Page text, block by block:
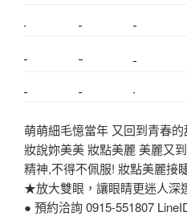
萌萌細毛憶當年 又回到青春
妝說妳美美 妝點美麗 美麗又
精神,不得不佩服! 妝點美麗接
★放大雙眼，讓眼睛更迷人深
● 預約洽詢 0915-551807